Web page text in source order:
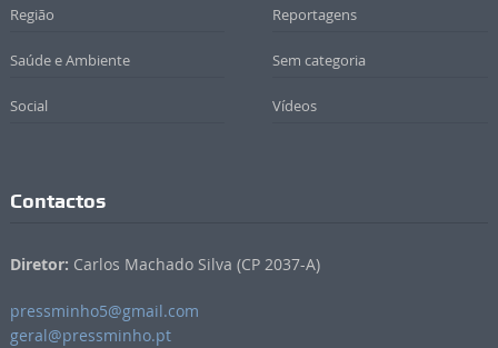
Região Reportagens
Saúde e Ambiente Sem categoria
Social Vídeos
Contactos
Diretor: Carlos Machado Silva (CP 2037-A)
pressminho5@gmail.com
geral@pressminho.pt